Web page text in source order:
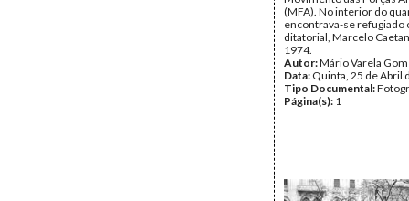
(MFA). No interior do
encontrava-se refugiado
ditatorial, Marcelo
1974.
Autor:Mário Varela
Data: Quinta, 25 de Abril
Tipo Documental:
Página(s): 1